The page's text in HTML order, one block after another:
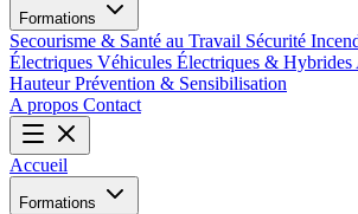
Formations
Secourisme & Santé au Travail Sécurité
Électriques Véhicules Électriques & Hybrides
HauteurPrévention & Sensibilisation
A propos Contact
Accueil
Formations